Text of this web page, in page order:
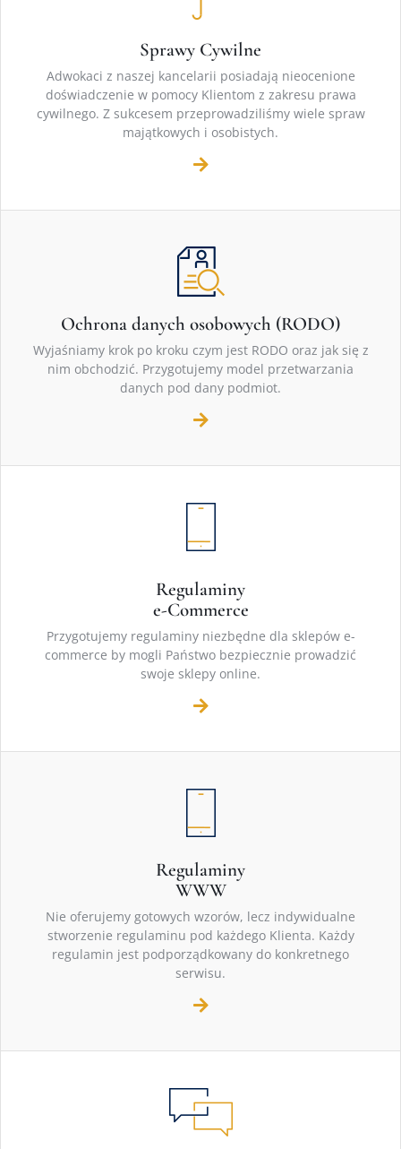
Sprawy Cywilne
Adwokaci z naszej kancelarii posiadają nieocenione
doświadczenie w pomocy Klientom z zakresu prawa
cywilnego. Z sukcesem przeprowadziliśmy wiele spraw
majątkowych i osobistych.
Ochrona danych osobowych (RODO)
Wyjaśniamy krok po kroku czym jest RODO oraz jak się z
nim obchodzić. Przygotujemy model przetwarzania
danych pod dany podmiot.
Regulaminy
e-Commerce
Przygotujemy regulaminy niezbędne dla sklepów e-
commerce by mogli Państwo bezpiecznie prowadzić
swoje sklepy online.
Regulaminy
WWW
Nie oferujemy gotowych wzorów, lecz indywidualne
stworzenie regulaminu pod każdego Klienta. Każdy
regulamin jest podporządkowany do konkretnego
serwisu.